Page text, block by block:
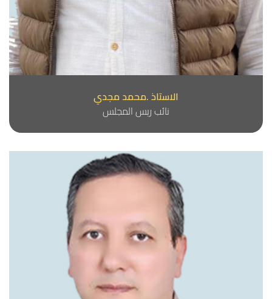
الاستاذ .محمد مجدي
نائب ريس المجلس